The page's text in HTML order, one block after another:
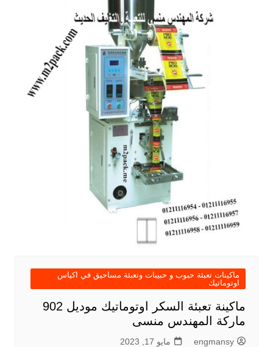
ماكينات تعبئة حبوب و حبيبات وتعبئة مساحيق في اكياس
اوتوماتيك
ماكينة تعبئة السكر اوتوماتيك موديل 902
ماركة المهندس منسى
engmansy مايو 17, 2023